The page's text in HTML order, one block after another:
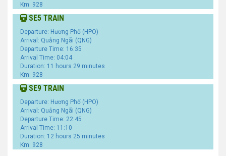
Km: 928
SE5 TRAIN
Departure: Hương Phố (HPO)
Arrival: Quảng Ngãi (QNG)
Departure Time: 16:35
Arrival Time: 04:04
Duration: 11 hours 29 minutes
Km: 928
SE9 TRAIN
Departure: Hương Phố (HPO)
Arrival: Quảng Ngãi (QNG)
Departure Time: 22:45
Arrival Time: 11:10
Duration: 12 hours 25 minutes
Km: 928